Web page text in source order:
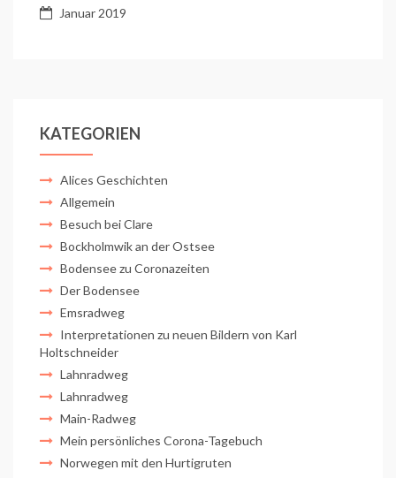
Januar 2019
KATEGORIEN
Alices Geschichten
Allgemein
Besuch bei Clare
Bockholmwik an der Ostsee
Bodensee zu Coronazeiten
Der Bodensee
Emsradweg
Interpretationen zu neuen Bildern von Karl
Holtschneider
Lahnradweg
Lahnradweg
Main-Radweg
Mein persönliches Corona-Tagebuch
Norwegen mit den Hurtigruten